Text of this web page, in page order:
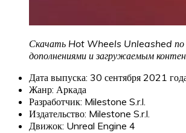
Скачать Hot Wheels Unleashed по
дополнениями и загружаемым
Дата выпуска: 30 сентября 2021
Жанр: Аркада
Разработчик: Milestone S.r.l.
Издательство: Milestone S.r.l.
Движок: Unreal Engine 4